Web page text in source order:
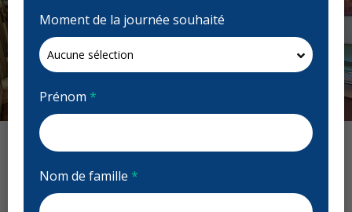
Previous
Moment de la journée souhaité
Prénom *
Nom de famille *